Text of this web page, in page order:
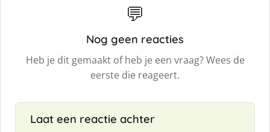
💬
Nog geen reacties
Heb je dit gemaakt of heb je een vraag? Wees de
eerste die reageert.
Laat een reactie achter